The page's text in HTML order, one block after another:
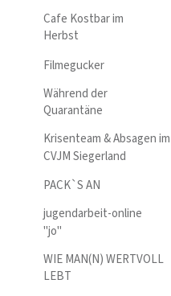
Cafe Kostbar im
Herbst
Filmegucker
Während der
Quarantäne
Krisenteam & Absagen im
CVJM Siegerland
PACK`S AN
jugendarbeit-online
"jo"
WIE MAN(N) WERTVOLL
LEBT